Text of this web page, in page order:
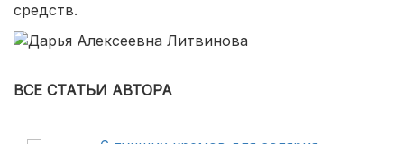
средств.
ВСЕ СТАТЬИ АВТОРА